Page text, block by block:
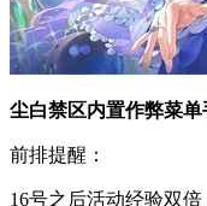
尘白禁区内置作弊菜单
前排提醒：
16号之后活动经验双